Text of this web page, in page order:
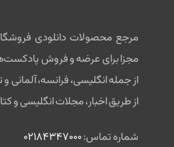
مرجع محصولات دانلودی
مجزا برای عرضه و فروش
از جمله انگلیسی، فرانسه، آلمانی
از طریق اخبار، مجلات انگلیسی
شماره تماس:02184347000